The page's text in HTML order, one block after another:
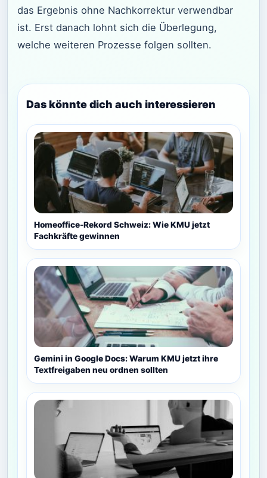
das Ergebnis ohne Nachkorrektur verwendbar
ist. Erst danach lohnt sich die Überlegung,
welche weiteren Prozesse folgen sollten.
Das könnte dich auch interessieren
Homeoffice-Rekord Schweiz: Wie KMU jetzt
Fachkräfte gewinnen
Gemini in Google Docs: Warum KMU jetzt ihre
Textfreigaben neu ordnen sollten